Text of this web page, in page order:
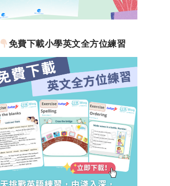
免費下載小學英文全方位練習